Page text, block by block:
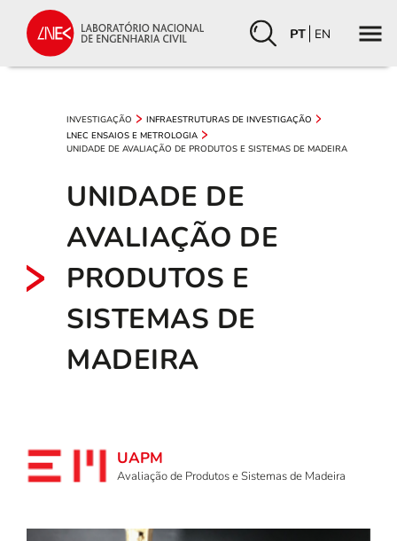
PT EN
INVESTIGAÇÃO
INFRAESTRUTURAS DE INVESTIGAÇÃO
LNEC ENSAIOS E METROLOGIA
UNIDADE DE AVALIAÇÃO DE PRODUTOS E SISTEMAS DE MADEIRA
UNIDADE DE
AVALIAÇÃO DE
PRODUTOS E
SISTEMAS DE
MADEIRA
UAPM
Avaliação de Produtos e Sistemas de Madeira